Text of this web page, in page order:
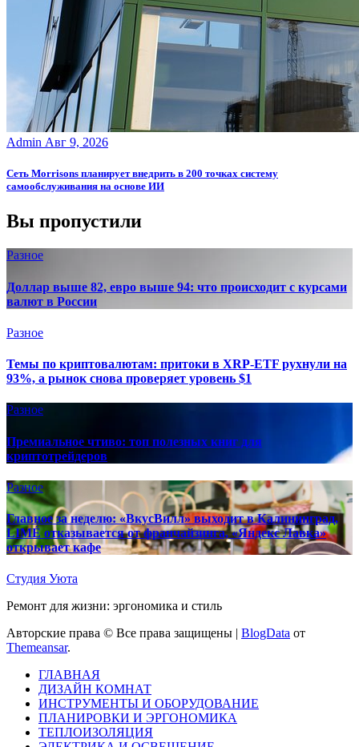
Admin Авг 9, 2026
Сеть Morrisons планирует внедрить в 200 точках систему
самообслуживания на основе ИИ
Вы пропустили
Разное
Доллар выше 82, евро выше 94: что происходит с курсами
валют в России
Разное
Темы по криптовалютам: притоки в XRP-ETF рухнули на
93%, а рынок снова проверяет уровень $1
Разное
Премиальное чтиво: топ полезных книг для
криптотрейдеров
Разное
Главное за неделю: «ВкусВилл» выходит в Калининград,
LIMÉ отказывается от франчайзинга, «Яндекс Лавка»
открывает кафе
Студия Уюта
Ремонт для жизни: эргономика и стиль
Авторские права © Все права защищены | BlogData от
Themeansar.
ГЛАВНАЯ
ДИЗАЙН КОМНАТ
ИНСТРУМЕНТЫ И ОБОРУДОВАНИЕ
ПЛАНИРОВКИ И ЭРГОНОМИКА
ТЕПЛОИЗОЛЯЦИЯ